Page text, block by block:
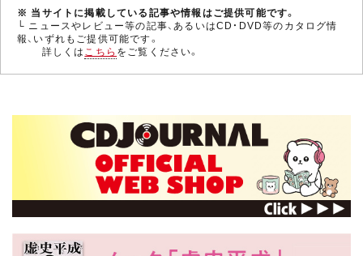
※ 当サイトに掲載している記事や情報はご提供可能です。
└ ニュースやレビュー等の記事、あるいはCD・DVD等のカタログ情
報、いずれもご提供可能です。
詳しくはこちら をご覧ください。